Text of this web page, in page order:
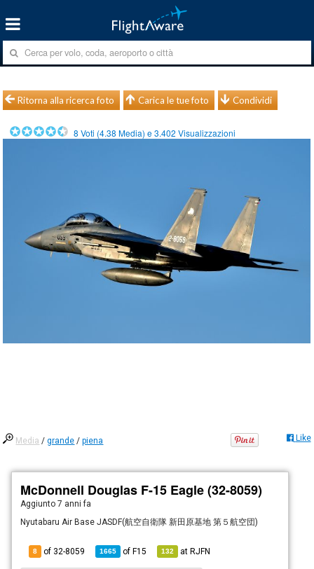
Ritorna alla ricerca foto Carica le tue foto Condividi
8 Voti (4.38 Media) e3.402 Visualizzazioni
Media /grande /piena Like
McDonnell Douglas F-15 Eagle (32-8059)
Aggiunto7 anni fa
Nyutabaru Air Base JASDF(航空自衛隊 新田原基地 第５航空団)
8 of 32-8059 1665 ofF15 132 atRJFN